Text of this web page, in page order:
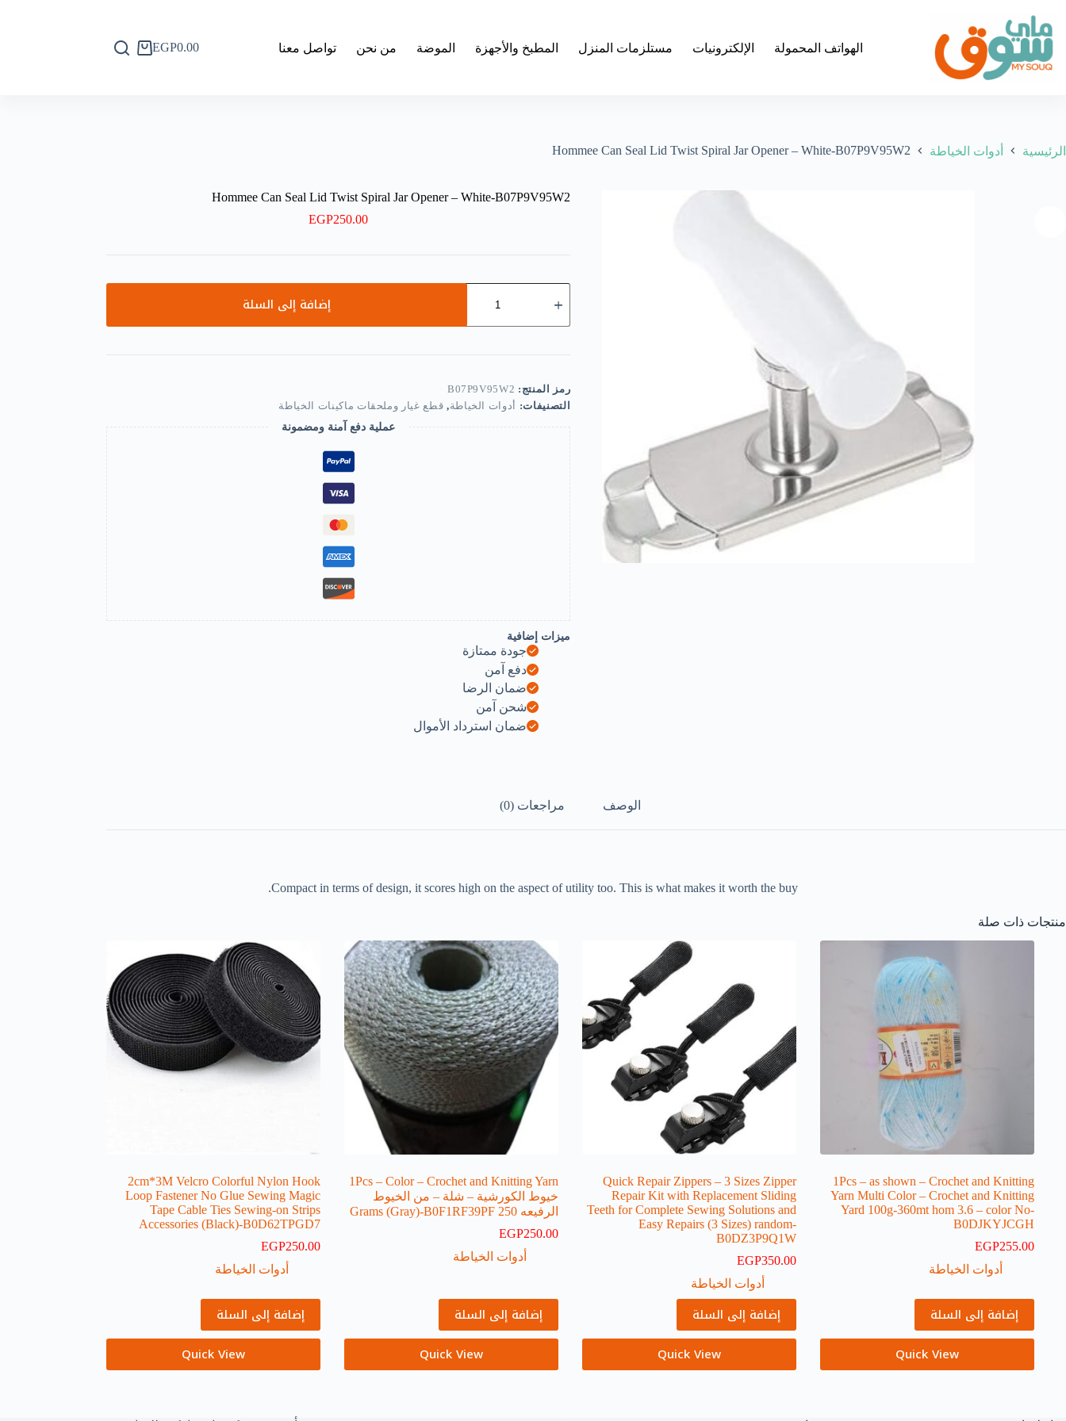
إلى
المحتوى
الهواتف المحمولة الإلكترونيات مستلزمات المنزل المطبخ والأجهزة الموضة من نحن تواصل معنا
عربةEGP0.00
الرئيسية أدوات الخياطة Hommee Can Seal Lid Twist Spiral Jar Opener – White-B07P9V95W2
Hommee Can Seal Lid Twist Spiral Jar Opener – White-B07P9V95W2
EGP250.00
Hommee
Seal
Twist
Opener
-
White-
B07P9V95W2
إضافة إلى السلة
رمز المنتج: B07P9V95W2
التصنيفات: أدوات الخياطة, قطع غيار وملحقات ماكينات الخياطة
عملية دفع آمنة ومضمونة
ميزات إضافية
جودة ممتازة
دفع آمن
ضمان الرضا
شحن آمن
ضمان استرداد الأموال
الوصف مراجعات (0)
Compact in terms of design, it scores high on the aspect of utility too. This is what makes it worth the buy.
منتجات ذات صلة
1Pcs – as shown – Crochet and Knitting
Yarn Multi Color – Crochet and Knitting
Yard 100g-360mt hom 3.6 – color No-
B0DJKYJCGH
EGP255.00
أدوات الخياطة
إضافة إلى السلة
Quick View
Quick Repair Zippers – 3 Sizes Zipper
Repair Kit with Replacement Sliding
Teeth for Complete Sewing Solutions and
Easy Repairs (3 Sizes) random-
B0DZ3P9Q1W
EGP350.00
أدوات الخياطة
إضافة إلى السلة
Quick View
1Pcs – Color – Crochet and Knitting Yarn
خيوط الكورشية – شلة – من الخيوط
الرفيعه 250 Grams (Gray)-B0F1RF39PF
EGP250.00
أدوات الخياطة
إضافة إلى السلة
Quick View
2cm*3M Velcro Colorful Nylon Hook
Loop Fastener No Glue Sewing Magic
Tape Cable Ties Sewing-on Strips
Accessories (Black)-B0D62TPGD7
EGP250.00
أدوات الخياطة
إضافة إلى السلة
Quick View